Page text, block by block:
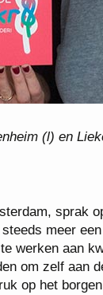
(l) en
sprak
meer
werken aan
om zelf aan
op het